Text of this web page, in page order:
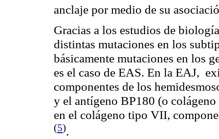
anclaje por medio de su
Gracias a los estudios de
distintas mutaciones en los
básicamente mutaciones en los
es el caso de EAS. En la EAJ,
componentes de los
y el antígeno BP180 (o
en el colágeno tipo VII,
(5).